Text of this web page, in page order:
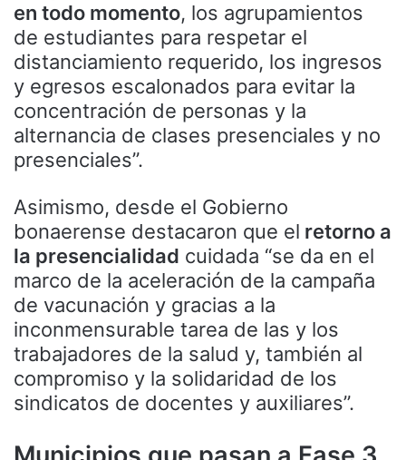
en todo momento, los agrupamientos
de estudiantes para respetar el
distanciamiento requerido, los ingresos
y egresos escalonados para evitar la
concentración de personas y la
alternancia de clases presenciales y no
presenciales”.
Asimismo, desde el Gobierno
bonaerense destacaron que el retorno a
la presencialidad cuidada “se da en el
marco de la aceleración de la campaña
de vacunación y gracias a la
inconmensurable tarea de las y los
trabajadores de la salud y, también al
compromiso y la solidaridad de los
sindicatos de docentes y auxiliares”.